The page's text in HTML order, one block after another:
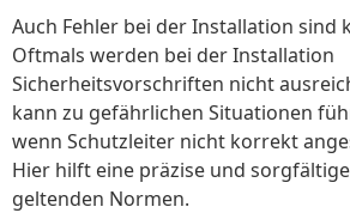
Auch Fehler bei der Installation sind
Oftmals werden bei der Installation
Sicherheitsvorschriften nicht
kann zu gefährlichen Situationen
wenn Schutzleiter nicht korrekt
Hier hilft eine präzise und
geltenden Normen.